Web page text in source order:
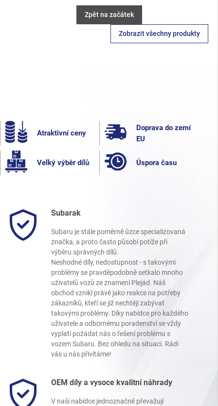
Zpět na začátek
Zobrazit všechny produkty
Atraktivní ceny
Doprava do zemí
EU
Velký výběr dílů Úspora času
Subarak
Subaru je stále poměrně úzce specializovaná
značka, a proto často působí potíže při
výběru správných dílů.
Neshodné díly, nedostupnost - s takovými
problémy se pravděpodobně setkalo mnoho
uživatelů vozů ze znamení Plejád. Náš
obchod vznikl právě jako reakce na potřeby
zákazníků, kteří se již nechtějí zabývat
takovými problémy. Díky nabídce pro každého
uživatele a odbornému poradenství se vždy
vyplatí požádat nás o řešení problému s
vozem Subaru. Bez ohledu na situaci. Rádi
vás u nás přivítáme!
OEM díly a vysoce kvalitní náhrady
V naší nabídce jednoznačně převažují